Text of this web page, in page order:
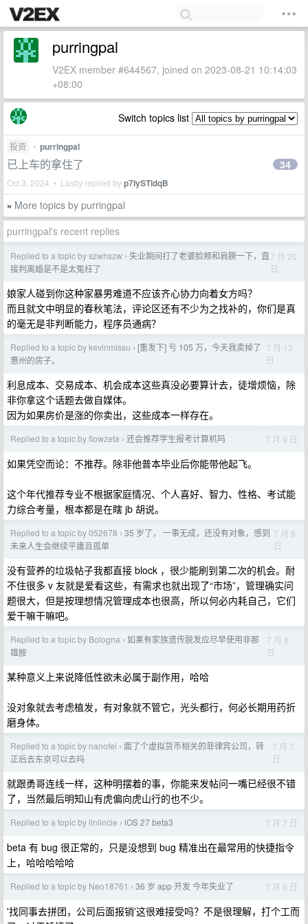
purringpal
V2EX member #644567, joined on 2023-08-21 10:14:03
+08:00
Switch topics list
投资 • purringpal
已上车的拿住了
Oct 3, 2024 • Lastly replied byp7IySTldqB
34
» More topics by purringpal
purringpal's recent replies
Replied to a topic by szwhszw › 失业期间打了老婆脸颊和肩膀一下，直
接判离婚是不是太冤枉了
7 月 20
日
娘家人碰到你这种家暴男难道不应该齐心协力向着女方吗？
而且就文中明显的春秋笔法，评论区还有不少为之找补的，你们是真
的毫无是非判断能力，程序员通病？
Replied to a topic by kevinmissu › [重发下] 亏 105 万，今天我卖掉了
惠州的房子。
7 月 13
日
利息成本、交易成本、机会成本这些真没必要算计去，徒增烦恼，除
非你拿这个话题去做自媒体。
因为如果房价是涨的你卖出，这些成本一样存在。
Replied to a topic by flowzeta › 还会推荐学生报考计算机吗 7 月 9 日
如果凭空而论：不推荐。除非他普本毕业后你能带他起飞。
这个年代推荐专业不根据家庭情况、个人喜好、智力、性格、考试能
力综合考量，根本都是在瞎 jb 胡说。
Replied to a topic by 052678 › 35 岁了， 一事无成，还没有对象，感到
未来人生会继续平庸且孤单
7 月 8
日
没有营养的垃圾帖子我都直接 block ，很少能刷到第二次的机会。耐
不住很多 v 友就是爱看这些，有需求也就出现了“市场”，管理确实问
题很大，但是按理想情况管理成本也很高，所以何必内耗自己，它们
爱干嘛干嘛吧。
Replied to a topic by Bologna › 如果有家族遗传脱发应尽早使用非那
雄胺
7 月 8
日
某种意义上来说降低性欲未必属于副作用，哈哈
没对象就去考虑植发，有对象就不管它，光头都行，何必长期用药折
磨身体。
Replied to a topic by nanofei › 面了个虚拟货币相关的菲律宾公司，转
正后去东京可以去吗
7 月 7
日
就跟勇哥连线一样，这种明摆着的事，你能来发帖问一嘴已经很不错
了，当然最后明知山有虎偏向虎山行的也不少。
Replied to a topic by linlincie › iOS 27 beta3 7 月 7 日
beta 有 bug 很正常的，只是没想到 bug 精准出在最常用的快捷指令
上，哈哈哈哈哈
Replied to a topic by Neo18761 › 36 岁 app 开发 今年失业了 7 月 6 日
'找同事去拼团，公司后面报销'这很难接受吗？不是很理解，打个工而